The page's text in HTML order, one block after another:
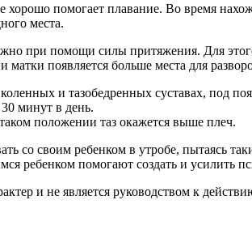
хорошо помогает плавание. Во время
места.
при помощи силы притяжения. Для
матки появляется больше места для
и тазобедренных суставах, под
минут в день.
положении таз окажется выше плеч.
со своим ребенком в утробе, пытаясь
ребенком помогают создать и усилить
и не является руководством к